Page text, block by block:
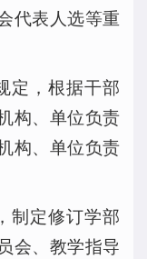
代表人选等重
定，根据干部
构、单位负责
构、单位负责
制定修订学部
会、教学指导